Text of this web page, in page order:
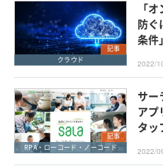
記事
クラウド
「
防ぐ
条件」
2022/
記事
RPA・ローコード・ノーコード
サー
アプ
タッ
2022/